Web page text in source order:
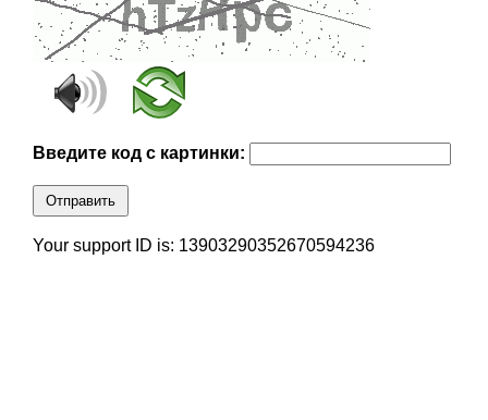
Введите код с картинки:
Отправить
Your support ID is: 13903290352670594236